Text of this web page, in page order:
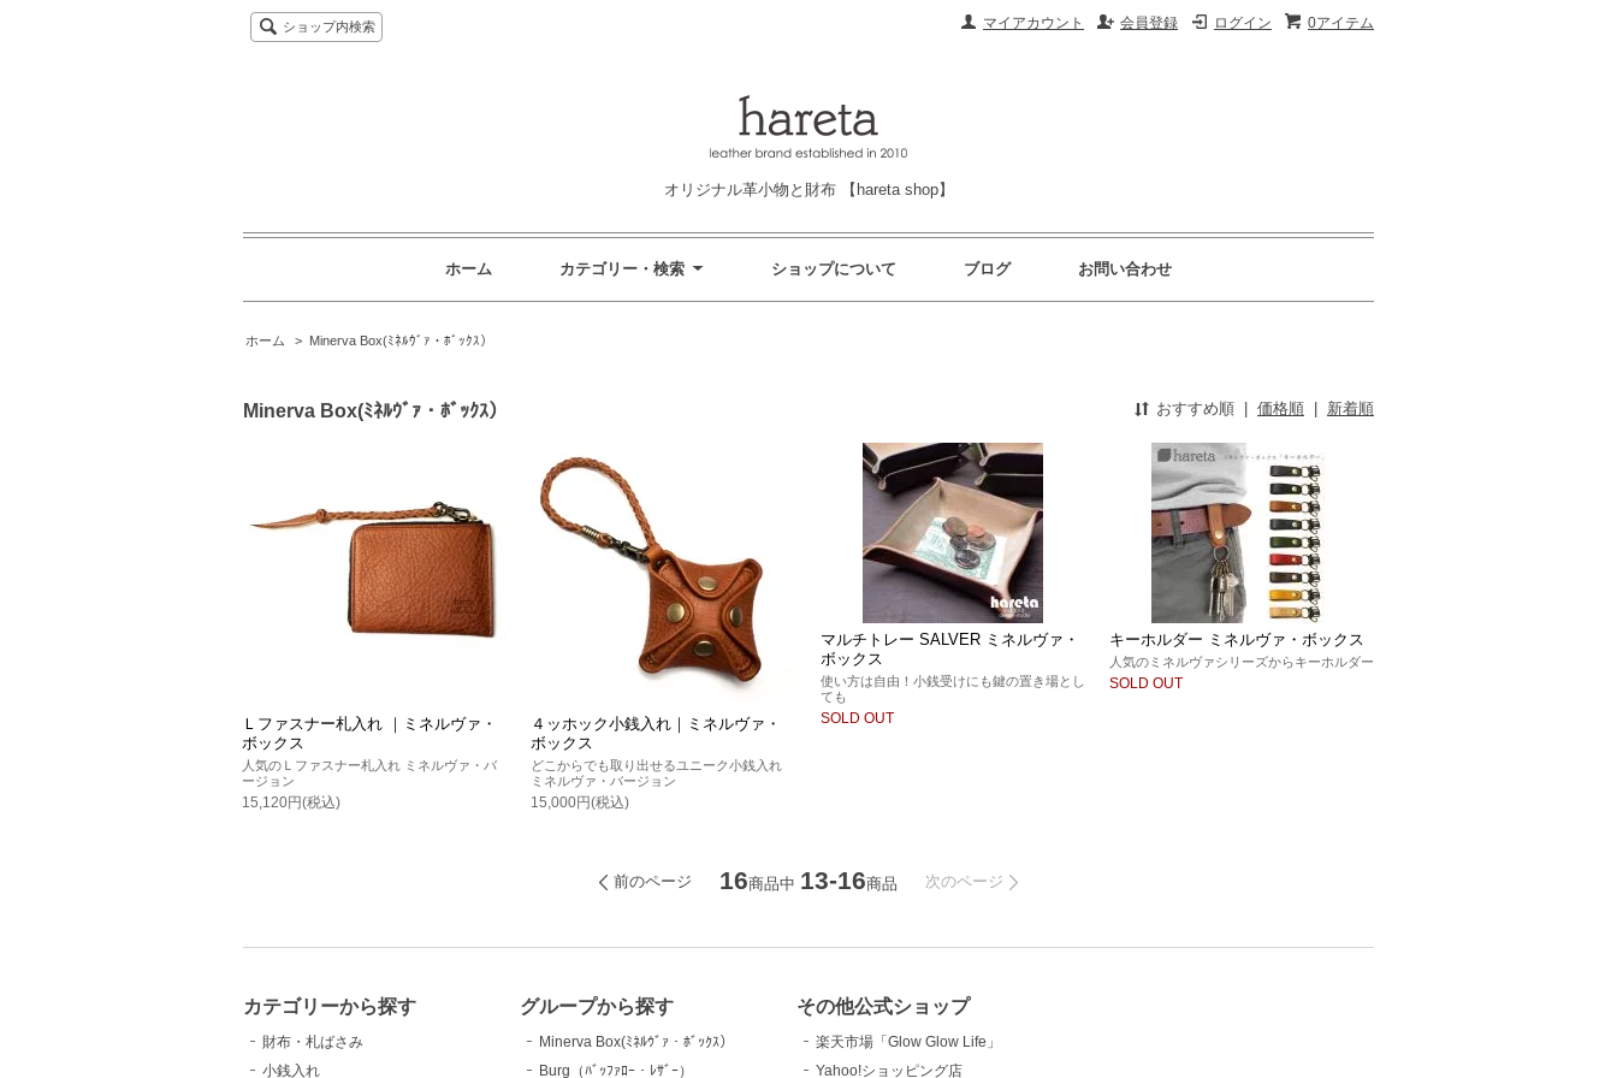
0アイテム
ログイン
会員登録
マイアカウント
ショップ内検索
オリジナル革小物と財布 【hareta shop】
ホーム カテゴリー・検索 ショップについて ブログ お問い合わせ
ホーム > Minerva Box(ﾐﾈﾙｳﾞｧ・ﾎﾞｯｸｽ）
Minerva Box(ﾐﾈﾙｳﾞｧ・ﾎﾞｯｸｽ） おすすめ順 | 価格順 | 新着順
Ｌファスナー札入れ ｜ミネルヴァ・
ボックス
人気のＬファスナー札入れ ミネルヴァ・バ
ージョン
15,120円(税込)
４ッホック小銭入れ｜ミネルヴァ・
ボックス
どこからでも取り出せるユニーク小銭入れ
ミネルヴァ・バージョン
15,000円(税込)
マルチトレー SALVER ミネルヴァ・
ボックス
使い方は自由！小銭受けにも鍵の置き場とし
ても
SOLD OUT
キーホルダー ミネルヴァ・ボックス
人気のミネルヴァシリーズからキーホルダー
SOLD OUT
前のページ 16商品中 13-16商品 次のページ
カテゴリーから探す
財布・札ばさみ
小銭入れ
グループから探す
Minerva Box(ﾐﾈﾙｳﾞｧ・ﾎﾞｯｸｽ）
Burg（ﾊﾞｯﾌｧﾛｰ・ﾚｻﾞｰ）
その他公式ショップ
楽天市場「Glow Glow Life」
Yahoo!ショッピング店